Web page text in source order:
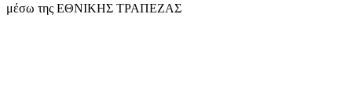
μέσω της ΕΘΝΙΚΗΣ ΤΡΑΠΕΖΑΣ